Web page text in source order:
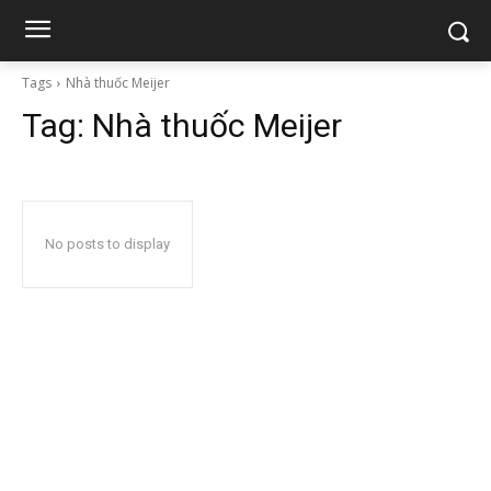
Tags Nhà thuốc Meijer
Tag: Nhà thuốc Meijer
No posts to display